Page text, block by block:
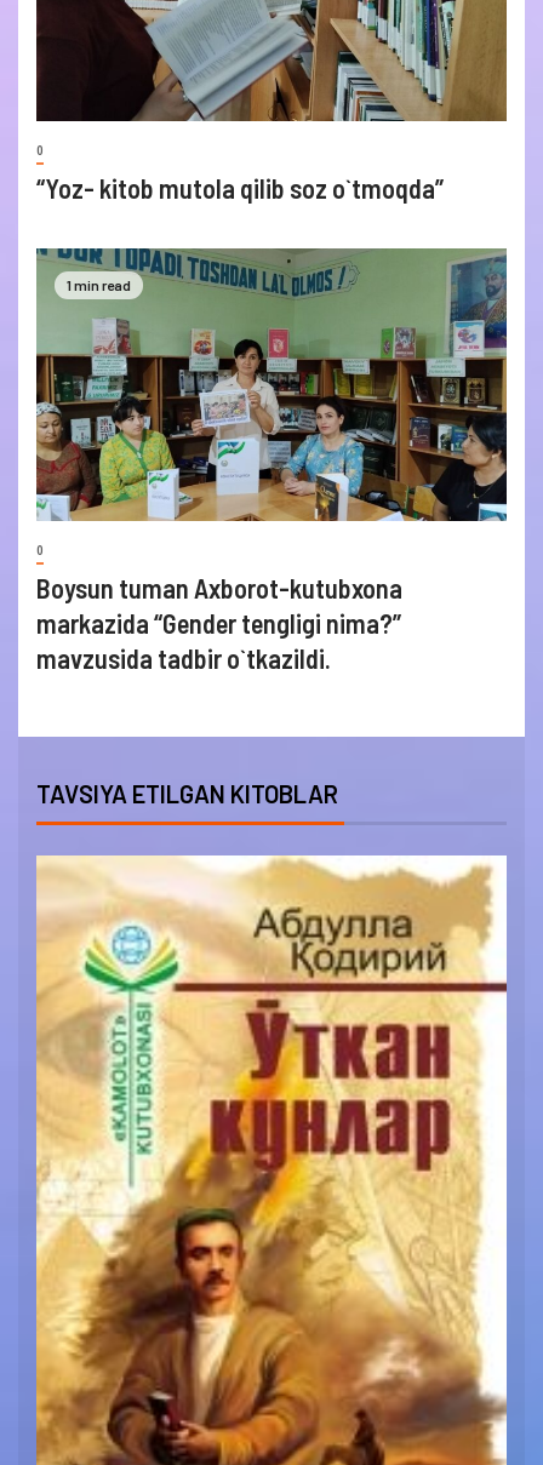
0
“Yoz- kitob mutola qilib soz o`tmoqda”
1 min read
0
Boysun tuman Axborot-kutubxona
markazida “Gender tengligi nima?”
mavzusida tadbir o`tkazildi.
TAVSIYA ETILGAN KITOBLAR